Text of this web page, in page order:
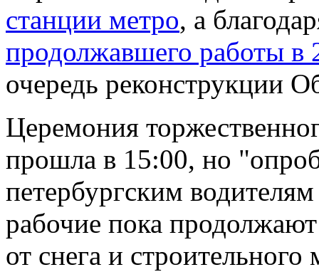
станции метро, а
продолжавшего работы в
очередь реконструкции
Церемония
прошла в 15:00, но
петербургским
рабочие пока
от снега и строительного